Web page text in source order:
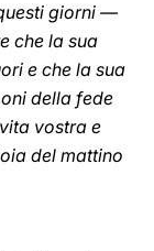
giorni —
che la sua
e che la sua
della fede
vostra e
del mattino